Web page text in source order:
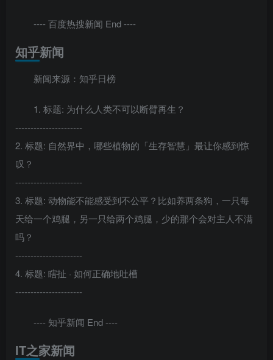
---- 百度热搜新闻 End ----
知乎新闻
新闻来源：知乎日榜
1. 标题: 为什么人类不可以断臂再生？
----------------------
2. 标题: 自然界中，哪些植物的「生存智慧」最让你感到惊
叹？
----------------------
3. 标题: 动物能不能感受到不公平？比如养两条狗，一只每
天给一个鸡腿，另一只给两个鸡腿，少的那个会对主人不满
吗？
----------------------
4. 标题: 瞎扯 · 如何正确地吐槽
----------------------
---- 知乎新闻 End ----
IT之家新闻